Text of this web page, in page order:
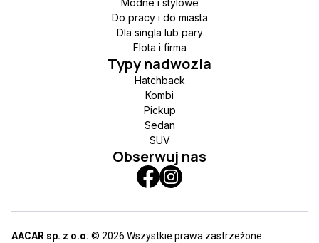
Modne i stylowe
Do pracy i do miasta
Dla singla lub pary
Flota i firma
Typy nadwozia
Hatchback
Kombi
Pickup
Sedan
SUV
Obserwuj nas
AACAR sp. z o.o. © 2026 Wszystkie prawa zastrzeżone.